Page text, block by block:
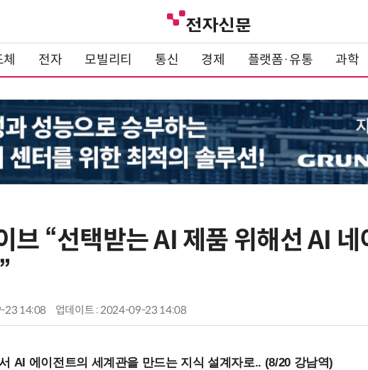
전자 모빌리티 통신 경제 플랫폼·유통 과학
브 “선택받는 AI 제품 위해선 AI
23 14:08 업데이트 : 2024-09-23 14:08
AI 에이전트의 세계관을 만드는 지식 설계자로.. (8/20 강남역)